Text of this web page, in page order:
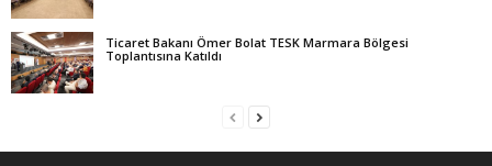
Ticaret Bakanı Ömer Bolat TESK Marmara Bölgesi
Toplantısına Katıldı